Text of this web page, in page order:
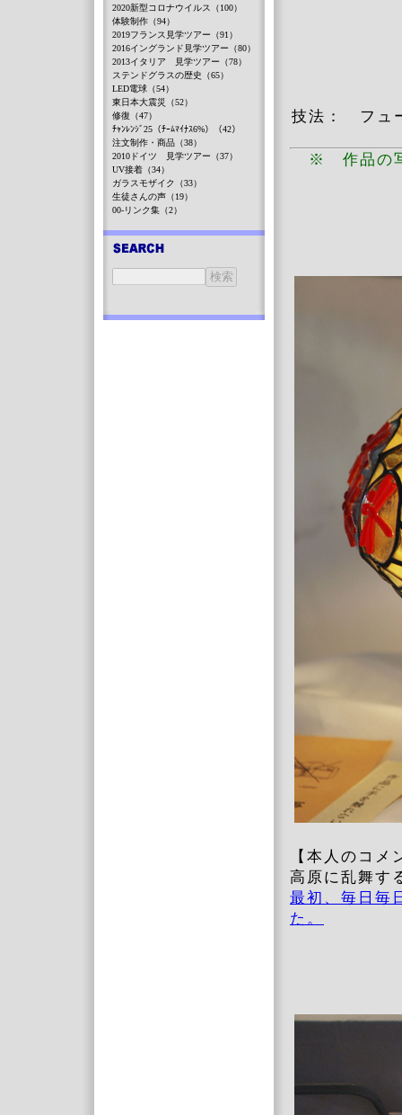
技法： フュ
※ 作品の写
【本人のコメ
高原に乱舞す
最初、毎日毎
た。
2020新型コロナウイルス（100）
体験制作（94）
2019フランス見学ツアー（91）
2016イングランド見学ツアー（80）
2013イタリア 見学ツアー（78）
ステンドグラスの歴史（65）
LED電球（54）
東日本大震災（52）
修復（47）
ﾁｬﾝﾚﾝｼﾞ25（ﾁｰﾑﾏｲﾅｽ6%）（42）
注文制作・商品（38）
2010ドイツ 見学ツアー（37）
UV接着（34）
ガラスモザイク（33）
生徒さんの声（19）
00-リンク集（2）